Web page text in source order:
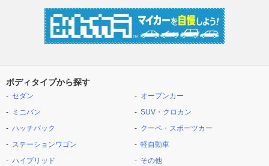
ボディタイプから探す
セダン
ミニバン
ハッチバック
ステーションワゴン
ハイブリッド
オープンカー
SUV・クロカン
クーペ・スポーツカー
軽自動車
その他